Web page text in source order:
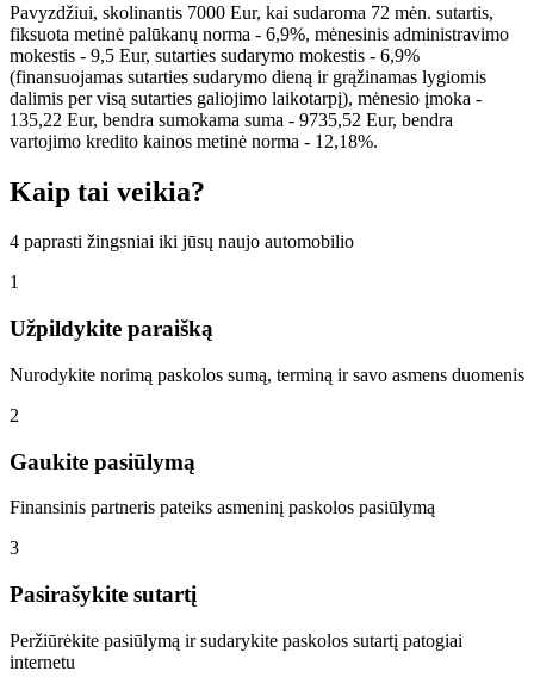
Pavyzdžiui, skolinantis 7000 Eur, kai sudaroma 72 mėn. sutartis,
fiksuota metinė palūkanų norma - 6,9%, mėnesinis administravimo
mokestis - 9,5 Eur, sutarties sudarymo mokestis - 6,9%
(finansuojamas sutarties sudarymo dieną ir grąžinamas lygiomis
dalimis per visą sutarties galiojimo laikotarpį), mėnesio įmoka -
135,22 Eur, bendra sumokama suma - 9735,52 Eur, bendra
vartojimo kredito kainos metinė norma - 12,18%.
Kaip tai veikia?
4 paprasti žingsniai iki jūsų naujo automobilio
1
Užpildykite paraišką
Nurodykite norimą paskolos sumą, terminą ir savo asmens duomenis
2
Gaukite pasiūlymą
Finansinis partneris pateiks asmeninį paskolos pasiūlymą
3
Pasirašykite sutartį
Peržiūrėkite pasiūlymą ir sudarykite paskolos sutartį patogiai
internetu